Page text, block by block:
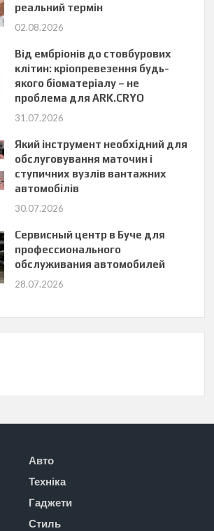
реальний термін
02.08.2026
Від ембріонів до стовбурових
клітин: кріопревезення будь-
якого біоматеріалу – не
проблема для ARK.CRYO
31.07.2026
Який інструмент необхідний для
обслуговування маточин і
ступичних вузлів вантажних
автомобілів
30.07.2026
Сервисный центр в Буче для
профессионального
обслуживания автомобилей
28.07.2026
Авто
Техніка
Гаджети
Стиль